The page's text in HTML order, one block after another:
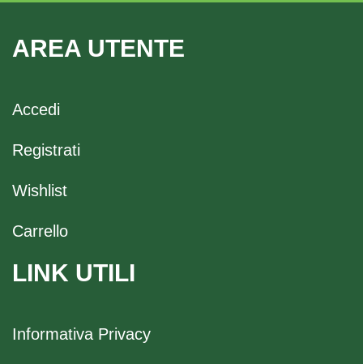
AREA UTENTE
Accedi
Registrati
Wishlist
Carrello
LINK UTILI
Informativa Privacy